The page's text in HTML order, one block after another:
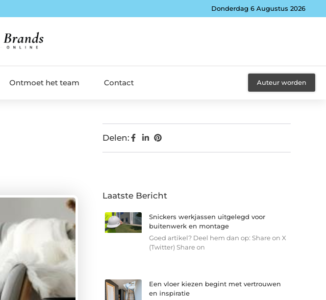
Donderdag 6 Augustus 2026
Ontmoet het team Contact Auteur worden
Delen:
Laatste Bericht
Snickers werkjassen uitgelegd voor
buitenwerk en montage
Goed artikel? Deel hem dan op: Share on X
(Twitter) Share on
Een vloer kiezen begint met vertrouwen
en inspiratie